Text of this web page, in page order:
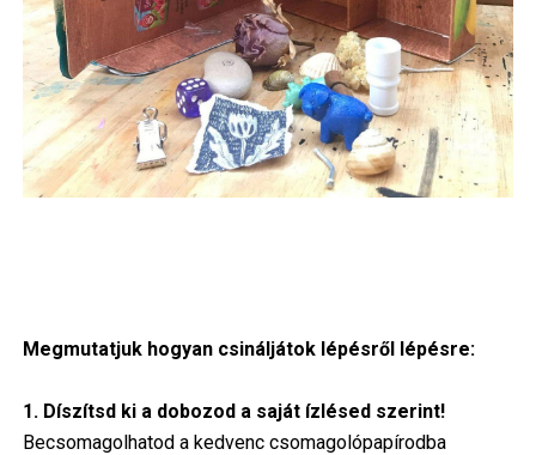
Megmutatjuk hogyan csináljátok lépésről lépésre:
1. Díszítsd ki a dobozod a saját ízlésed szerint!
Becsomagolhatod a kedvenc csomagolópapírodba